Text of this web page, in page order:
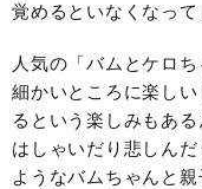
覚めるといなくなっ
人気の「バムとケロ
細かいところに楽し
るという楽しみもある
はしゃいだり悲しん
ようなバムちゃんと